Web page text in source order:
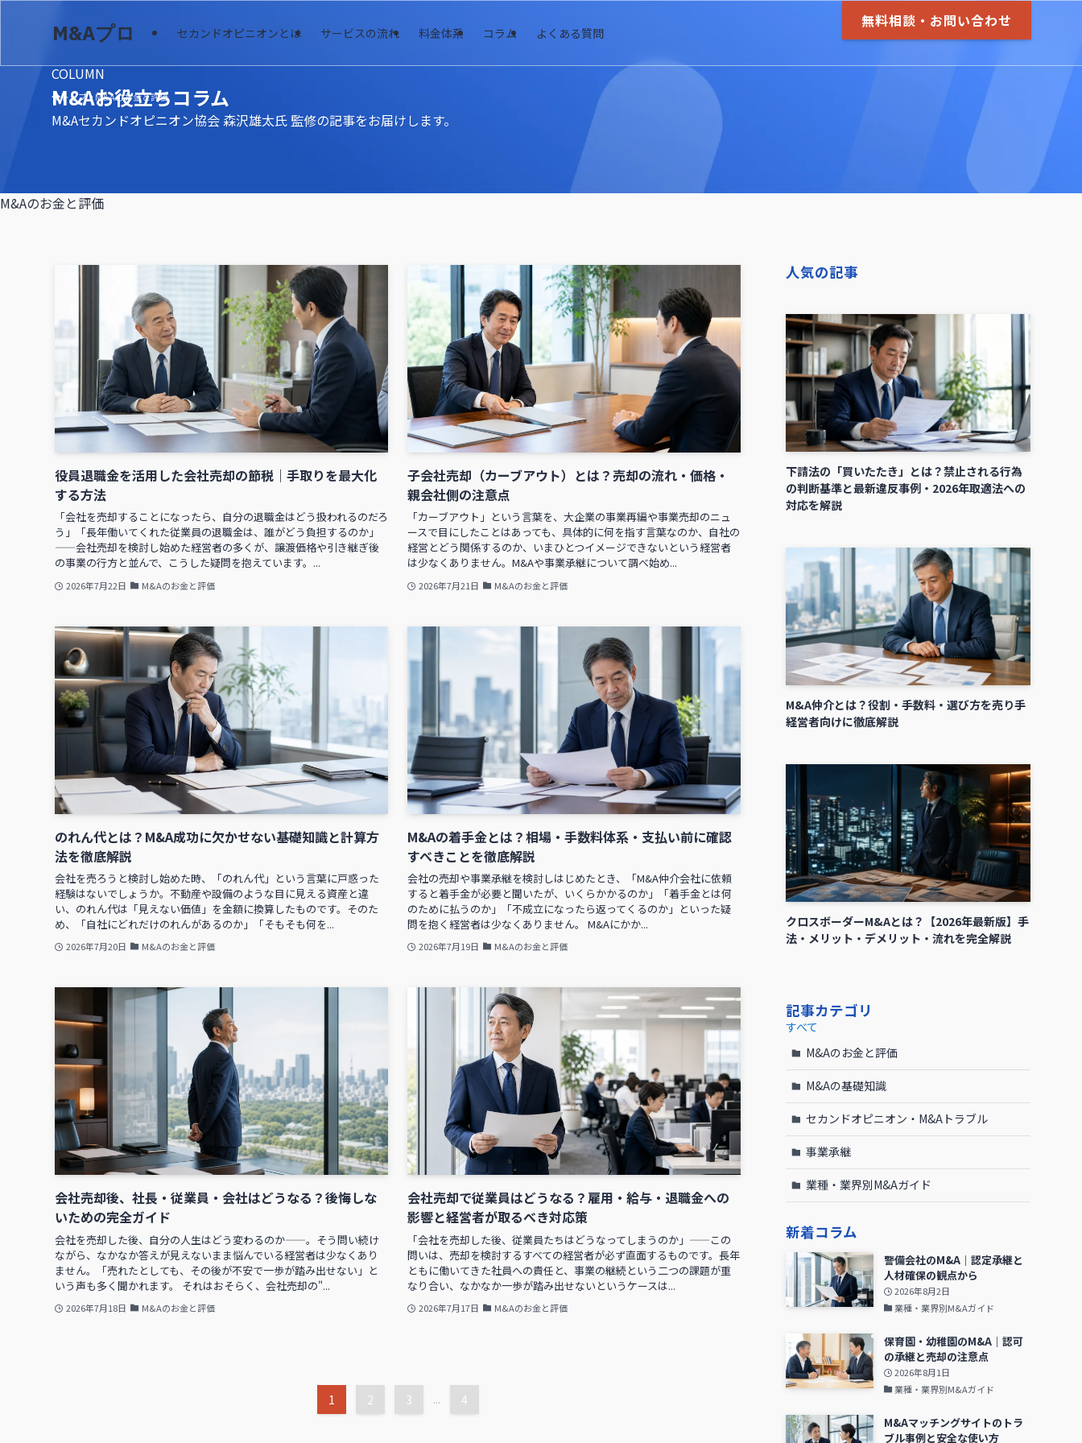
M&Aプロ セカンドオピニオンとは サービスの流れ 料金体系 コラム よくある質問
無料相談・お問い合わせ
COLUMN
M&Aお役立ちコラム
M&Aセカンドオピニオン協会 森沢雄太氏 監修の記事をお届けします。
トップ M&Aのお金と評価
M&Aのお金と評価
役員退職金を活用した会社売却の節税｜手取りを最大化
する方法
「会社を売却することになったら、自分の退職金はどう扱われるのだろ
う」「長年働いてくれた従業員の退職金は、誰がどう負担するのか」
——会社売却を検討し始めた経営者の多くが、譲渡価格や引き継ぎ後
の事業の行方と並んで、こうした疑問を抱えています。...
2026年7月22日 M&Aのお金と評価
子会社売却（カーブアウト）とは？売却の流れ・価格・
親会社側の注意点
「カーブアウト」という言葉を、大企業の事業再編や事業売却のニュ
ースで目にしたことはあっても、具体的に何を指す言葉なのか、自社の
経営とどう関係するのか、いまひとつイメージできないという経営者
は少なくありません。M&Aや事業承継について調べ始め...
2026年7月21日 M&Aのお金と評価
のれん代とは？M&A成功に欠かせない基礎知識と計算方
法を徹底解説
会社を売ろうと検討し始めた時、「のれん代」という言葉に戸惑った
経験はないでしょうか。不動産や設備のような目に見える資産と違
い、のれん代は「見えない価値」を金額に換算したものです。そのた
め、「自社にどれだけのれんがあるのか」「そもそも何を...
2026年7月20日 M&Aのお金と評価
M&Aの着手金とは？相場・手数料体系・支払い前に確認
すべきことを徹底解説
会社の売却や事業承継を検討しはじめたとき、「M&A仲介会社に依頼
すると着手金が必要と聞いたが、いくらかかるのか」「着手金とは何
のために払うのか」「不成立になったら返ってくるのか」といった疑
問を抱く経営者は少なくありません。 M&Aにかか...
2026年7月19日 M&Aのお金と評価
会社売却後、社長・従業員・会社はどうなる？後悔しな
いための完全ガイド
会社を売却した後、自分の人生はどう変わるのか——。そう問い続け
ながら、なかなか答えが見えないまま悩んでいる経営者は少なくあり
ません。「売れたとしても、その後が不安で一歩が踏み出せない」と
いう声も多く聞かれます。 それはおそらく、会社売却の"...
2026年7月18日 M&Aのお金と評価
会社売却で従業員はどうなる？雇用・給与・退職金への
影響と経営者が取るべき対応策
「会社を売却した後、従業員たちはどうなってしまうのか」——この
問いは、売却を検討するすべての経営者が必ず直面するものです。長年
ともに働いてきた社員への責任と、事業の継続という二つの課題が重
なり合い、なかなか一歩が踏み出せないというケースは...
2026年7月17日 M&Aのお金と評価
1 2 3 ... 4
人気の記事
下請法の「買いたたき」とは？禁止される行為
の判断基準と最新違反事例・2026年取適法への
対応を解説
M&A仲介とは？役割・手数料・選び方を売り手
経営者向けに徹底解説
クロスボーダーM&Aとは？【2026年最新版】手
法・メリット・デメリット・流れを完全解説
記事カテゴリ
すべて
M&Aのお金と評価
M&Aの基礎知識
セカンドオピニオン・M&Aトラブル
事業承継
業種・業界別M&Aガイド
新着コラム
警備会社のM&A｜認定承継と
人材確保の観点から
2026年8月2日
業種・業界別M&Aガイド
保育園・幼稚園のM&A｜認可
の承継と売却の注意点
2026年8月1日
業種・業界別M&Aガイド
M&Aマッチングサイトのトラ
ブル事例と安全な使い方